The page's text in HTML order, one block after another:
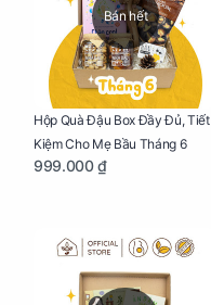
Bán hết
Hộp Quà Đậu Box Đầy Đủ, Tiết
Kiệm Cho Mẹ Bầu Tháng 6
999.000 ₫